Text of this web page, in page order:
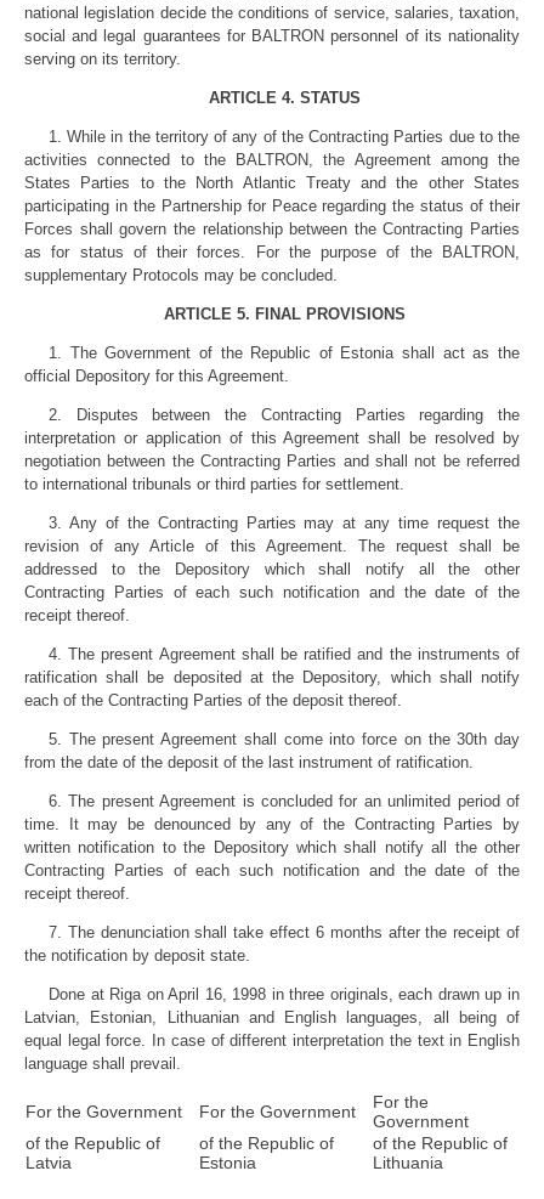
national legislation decide the conditions of service, salaries, taxation,
social and legal guarantees for BALTRON personnel of its nationality
serving on its territory.
ARTICLE 4. STATUS
1. While in the territory of any of the Contracting Parties due to the
activities connected to the BALTRON, the Agreement among the
States Parties to the North Atlantic Treaty and the other States
participating in the Partnership for Peace regarding the status of their
Forces shall govern the relationship between the Contracting Parties
as for status of their forces. For the purpose of the BALTRON,
supplementary Protocols may be concluded.
ARTICLE 5. FINAL PROVISIONS
1. The Government of the Republic of Estonia shall act as the
official Depository for this Agreement.
2. Disputes between the Contracting Parties regarding the
interpretation or application of this Agreement shall be resolved by
negotiation between the Contracting Parties and shall not be referred
to international tribunals or third parties for settlement.
3. Any of the Contracting Parties may at any time request the
revision of any Article of this Agreement. The request shall be
addressed to the Depository which shall notify all the other
Contracting Parties of each such notification and the date of the
receipt thereof.
4. The present Agreement shall be ratified and the instruments of
ratification shall be deposited at the Depository, which shall notify
each of the Contracting Parties of the deposit thereof.
5. The present Agreement shall come into force on the 30th day
from the date of the deposit of the last instrument of ratification.
6. The present Agreement is concluded for an unlimited period of
time. It may be denounced by any of the Contracting Parties by
written notification to the Depository which shall notify all the other
Contracting Parties of each such notification and the date of the
receipt thereof.
7. The denunciation shall take effect 6 months after the receipt of
the notification by deposit state.
Done at Riga on April 16, 1998 in three originals, each drawn up in
Latvian, Estonian, Lithuanian and English languages, all being of
equal legal force. In case of different interpretation the text in English
language shall prevail.
For the Government For the Government
For the
Government
of the Republic of
Latvia
of the Republic of
Estonia
of the Republic of
Lithuania